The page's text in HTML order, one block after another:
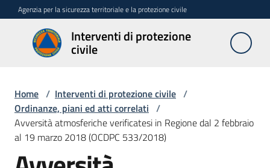
Vai al contenuto
Vai alla navigazione
Vai al footer
Agenzia per la sicurezza territoriale e la protezione civile
Interventi di protezione
civile
Interventi
di
civile
Interventi
urgenti
Home / Interventi di protezione civile /
Ordinanze, piani ed atti correlati /
Avversità atmosferiche verificatesi in Regione dal 2 febbraio
al 19 marzo 2018 (OCDPC 533/2018)